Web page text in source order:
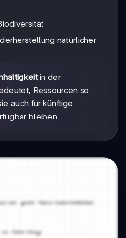
natürlicher
in der
Ressourcen so
auch für künftige
bleiben.